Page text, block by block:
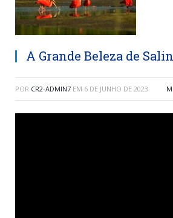
A Grande Beleza de
POR CR2-ADMIN7 EM 6 DE JUNHO DE 2023